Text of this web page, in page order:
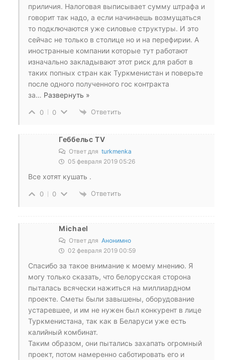
приличия. Налоговая выписывает сумму штрафа и
говорит так надо, а если начинаешь возмущаться
то подключаются уже силовые структуры. И это
сейчас не только в столице но и на перефирии. А
иностранные компании которые тут работают
изначально закладывают этот риск для работ в
таких попных стран как Туркменистан и поверьте
после одного полученного гос контракта
за… Развернуть »
0 0 Ответить
Геббельс TV
Ответ для turkmenka
05 февраля 2019 05:26
Все хотят кушать .
0 0 Ответить
Michael
Ответ для Анонимно
02 февраля 2019 00:59
Спасибо за такое внимание к моему мнению. Я
могу только сказать, что белорусская сторона
пыталась всячески нажиться на миллиардном
проекте. Сметы были завышены, оборудование
устаревшее, и им не нужен был конкурент в лице
Туркменистана, так как в Беларуси уже есть
калийный комбинат.
Таким образом, они пытались захапать огромный
проект, потом намеренно саботировать его и